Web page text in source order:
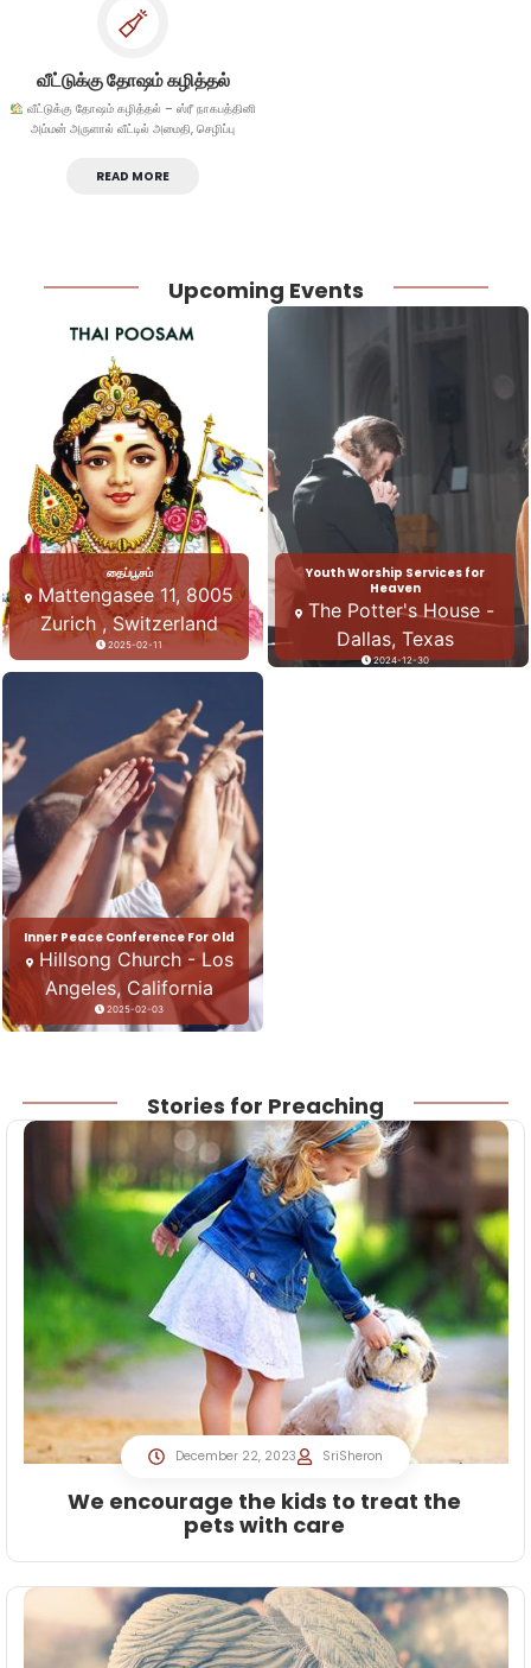
வீட்டுக்கு தோஷம் கழித்தல்
வீட்டுக்கு தோஷம் கழித்தல் – ஸ்ரீ நாகபத்தினி
அம்மன் அருளால் வீட்டில் அமைதி, செழிப்பு
READ MORE
Upcoming Events
தைப்பூசம்
Mattengasee 11, 8005
Zurich , Switzerland
2025-02-11
Youth Worship Services for
Heaven
The Potter's House -
Dallas, Texas
2024-12-30
Inner Peace Conference For Old
Hillsong Church - Los
Angeles, California
2025-02-03
Stories for Preaching
December 22, 2023 SriSheron
We encourage the kids to treat the
pets with care